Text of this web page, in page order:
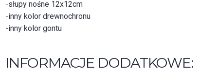
-słupy nośne 12x12cm
-inny kolor drewnochronu
-inny kolor gontu
INFORMACJE DODATKOWE: